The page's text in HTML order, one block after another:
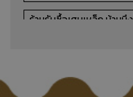
ร้านรับซื้อเศษเหล็ก บ้านบึง
รับซื้อเศษเหล็ก ชลบุรี